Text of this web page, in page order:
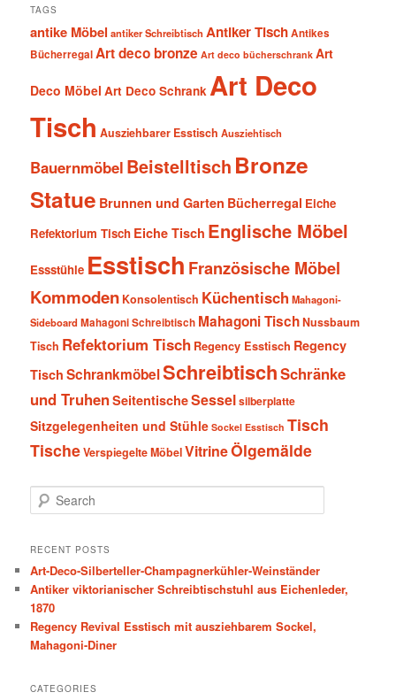
TAGS
antike Möbel antiker Schreibtisch Antiker TischAntikes
BücherregalArt deco bronze Art deco bücherschrank Art
Deco Möbel Art Deco Schrank Art Deco
Tisch Ausziehbarer Esstisch Ausziehtisch
Bauernmöbel Beistelltisch Bronze
Statue Brunnen und Garten Bücherregal Eiche
Refektorium Tisch Eiche Tisch Englische Möbel
Essstühle Esstisch Französische Möbel
Kommoden Konsolentisch Küchentisch Mahagoni-
SideboardMahagoni Schreibtisch Mahagoni TischNussbaum
Tisch Refektorium Tisch Regency Esstisch Regency
Tisch SchrankmöbelSchreibtischSchränke
und TruhenSeitentischeSesselsilberplatte
Sitzgelegenheiten und Stühle Sockel Esstisch Tisch
TischeVerspiegelte MöbelVitrineÖlgemälde
e
r
h
RECENT POSTS
Art-Deco-Silberteller-Champagnerkühler-Weinständer
Antiker viktorianischer Schreibtischstuhl aus Eichenleder,
1870
Regency Revival Esstisch mit ausziehbarem Sockel,
Mahagoni-Diner
CATEGORIES